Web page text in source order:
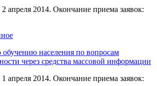
апреля 2014. Окончание приема заявок:
обучению населения по вопросам
через средства массовой информации
апреля 2014. Окончание приема заявок: